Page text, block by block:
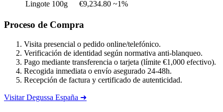
Lingote 100g
€9,234.80 ~1%
Proceso de Compra
Visita presencial o pedido online/telefónico.
Verificación de identidad según normativa anti-blanqueo.
Pago mediante transferencia o tarjeta (límite €1,000 efectivo).
Recogida inmediata o envío asegurado 24-48h.
Recepción de factura y certificado de autenticidad.
Visitar Degussa España ➜